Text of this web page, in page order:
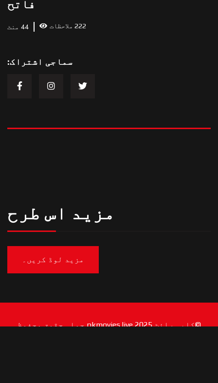
فاتح
44 منٹ 222 ملاحظات
سماجی اشتراک:
مزید اس طرح
مزید لوڈ کریں۔
©کاپی رائٹ 2025 pkmovies.live جملہ حقوق محفوظ